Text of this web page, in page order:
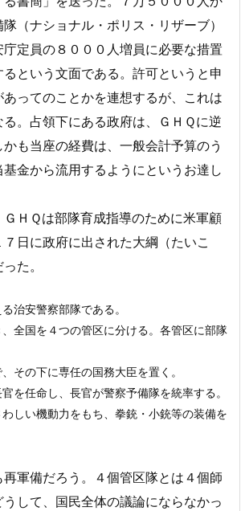
（ナショナル・ポリス・リザーブ）
定員の８０００人増員に必要な措置
という文面である。許可というと申
ってのことかを連想するが、これは
。占領下にある政府は、ＧＨＱに逆
も当座の経費は、一般会計予算のう
金から流用するようにというお達し
ＨＱは部隊育成指導のために米軍顧
日に政府に出された大綱（たいこ
た。
治安警察部隊である。
全国を４つの管区に分ける。各管区に部隊
その下に専任の国務大臣を置く。
を任命し、長官が警察予備隊を統率する。
しい機動力をもち、拳銃・小銃等の装備を
軍備だろう。４個管区隊とは４個師
して、国民全体の議論にならなかっ